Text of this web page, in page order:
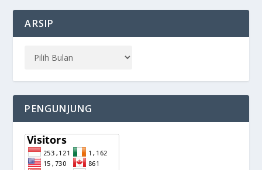
ARSIP
PENGUNJUNG